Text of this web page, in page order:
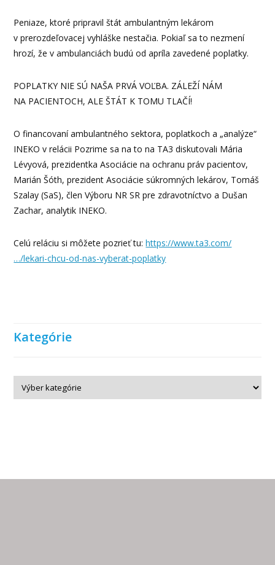
Peniaze, ktoré pripravil štát ambulantným lekárom
v prerozdeľovacej vyhláške nestačia. Pokiaľ sa to nezmení
hrozí, že v ambulanciách budú od apríla zavedené poplatky.
POPLATKY NIE SÚ NAŠA PRVÁ VOĽBA. ZÁLEŽÍ NÁM
NA PACIENTOCH, ALE ŠTÁT K TOMU TLAČÍ!
O financovaní ambulantného sektora, poplatkoch a „analýze“
INEKO v relácii Pozrime sa na to na TA3 diskutovali Mária
Lévyová, prezidentka Asociácie na ochranu práv pacientov,
Marián Šóth, prezident Asociácie súkromných lekárov, Tomáš
Szalay (SaS), člen Výboru NR SR pre zdravotníctvo a Dušan
Zachar, analytik INEKO.
Celú reláciu si môžete pozrieť tu:https://www.ta3.com/
…/lekari-chcu-od-nas-vyberat-poplatky
Kategórie